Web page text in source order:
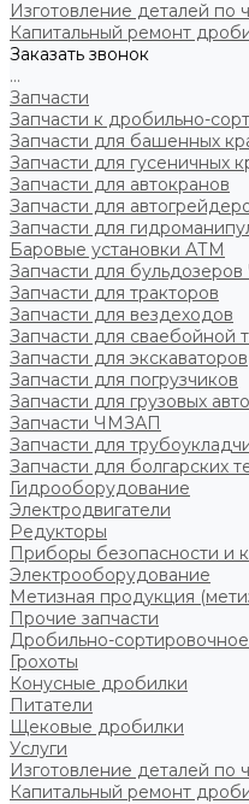
Изготовление деталей по
Капитальный ремонт
Заказать звонок
...
Запчасти
Запчасти к дробильно-
Запчасти для башенных
Запчасти для гусеничных
Запчасти для автокранов
Запчасти для
Запчасти для
Баровые установки АТМ
Запчасти для
Запчасти для тракторов
Запчасти для вездеходов
Запчасти для сваебойной
Запчасти для экскаваторов
Запчасти для погрузчиков
Запчасти для грузовых
Запчасти ЧМЗАП
Запчасти для
Запчасти для болгарских
Гидрооборудование
Электродвигатели
Редукторы
Приборы безопасности и
Электрооборудование
Метизная продукция
Прочие запчасти
Дробильно-
Грохоты
Конусные дробилки
Питатели
Щековые дробилки
Услуги
Изготовление деталей по
Капитальный ремонт